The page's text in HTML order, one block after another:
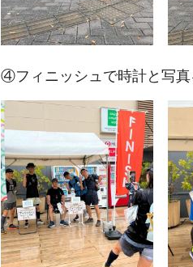
④フィニッシュで時計と写